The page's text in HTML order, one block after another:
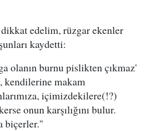
edelim, rüzgar ekenler
kaydetti:
olanın burnu pislikten çıkmaz'
kendilerine makam
içimizdekilere(!?)
onun karşılığını bulur.
biçerler."